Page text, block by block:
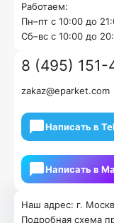
Наш адрес: г.
Подробная схема
Работаем:
Пн–пт с 10:00 до
Cб–вс с 10:00 до
8 (495) 151-
zakaz@eparket.com
Написать в
Написать в